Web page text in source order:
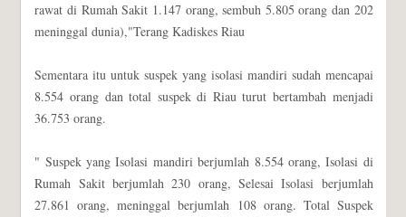
rawat di Rumah Sakit 1.147 orang, sembuh 5.805 orang dan 202
meninggal dunia),"Terang Kadiskes Riau
Sementara itu untuk suspek yang isolasi mandiri sudah mencapai
8.554 orang dan total suspek di Riau turut bertambah menjadi
36.753 orang.
" Suspek yang Isolasi mandiri berjumlah 8.554 orang, Isolasi di
Rumah Sakit berjumlah 230 orang, Selesai Isolasi berjumlah
27.861 orang, meninggal berjumlah 108 orang. Total Suspek